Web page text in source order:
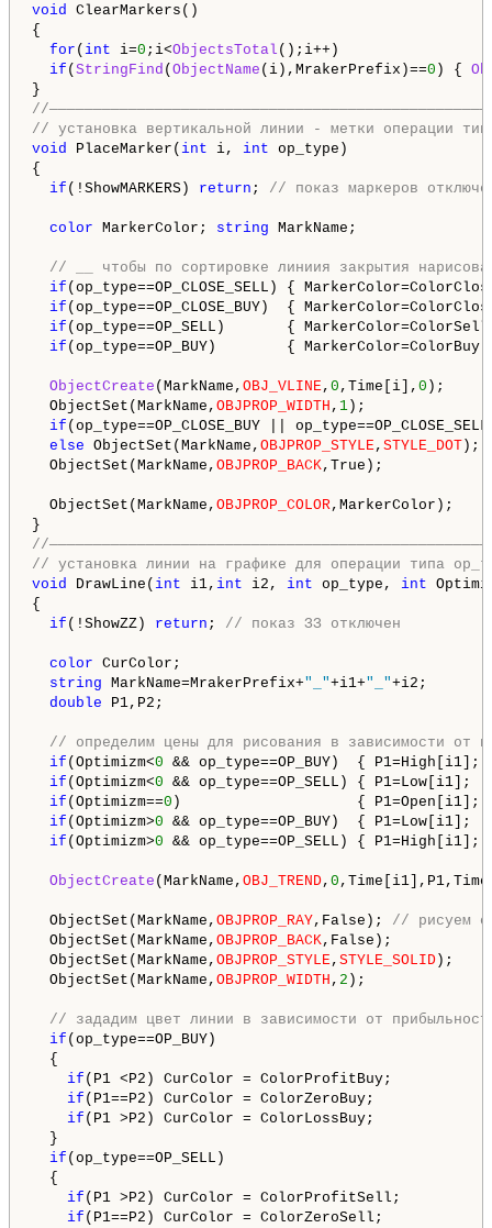
void ClearMarkers()
{
for ( int i=0 ;i<ObjectsTotal ();i++)
if ( StringFind ( ObjectName (i),MrakerPrefix)==0 ) {
//
// установка вертикальной линии - метки операции
void PlaceMarker( int i, int op_type)
{
if (!ShowMARKERS) return ; // показ маркеров
color MarkerColor; string MarkName;
// __ чтобы по сортировке линиия закрытия
if (op_type==OP_CLOSE_SELL) {
if (op_type==OP_CLOSE_BUY)  {
if (op_type==OP_SELL)       {
if (op_type==OP_BUY)        {
ObjectCreate (MarkName, OBJ_VLINE, 0 ,Time[i], 0 );
ObjectSet(MarkName, OBJPROP_WIDTH , 1 );
if (op_type==OP_CLOSE_BUY ||
else ObjectSet(MarkName, OBJPROP_STYLE, STYLE_DOT );
ObjectSet(MarkName, OBJPROP_BACK,True);
ObjectSet(MarkName, OBJPROP_COLOR,MarkerColor);
//
// установка линии на графике для операции типа
void DrawLine( int i1, int i2, int op_type, int
{
if (!ShowZZ) return ; // показ ЗЗ отключен
color СurColor;
string MarkName=MrakerPrefix+"_"+i1+"_"+i2;
double P1,P2;
// определим цены для рисования в зависимости от
if (Optimizm<0 && op_type==OP_BUY)  {
if (Optimizm<0 && op_type==OP_SELL) {
if (Optimizm==0 )                    {
if (Optimizm>0 && op_type==OP_BUY)  {
if (Optimizm>0 && op_type==OP_SELL) {
ObjectCreate (MarkName, OBJ_TREND, 0
ObjectSet(MarkName, OBJPROP_RAY,False); // рисуем
ObjectSet(MarkName, OBJPROP_BACK,False);
ObjectSet(MarkName, OBJPROP_STYLE, STYLE_SOLID );
ObjectSet(MarkName, OBJPROP_WIDTH , 2 );
// зададим цвет линии в зависимости от
if (op_type==OP_BUY)
{
if (P1 <P2) СurColor = ColorProfitBuy;
if (P1==P2) СurColor = ColorZeroBuy;
if (P1 >P2) СurColor = ColorLossBuy;
}
if (op_type==OP_SELL)
{
if (P1 >P2) СurColor = ColorProfitSell;
if (P1==P2) СurColor = ColorZeroSell;